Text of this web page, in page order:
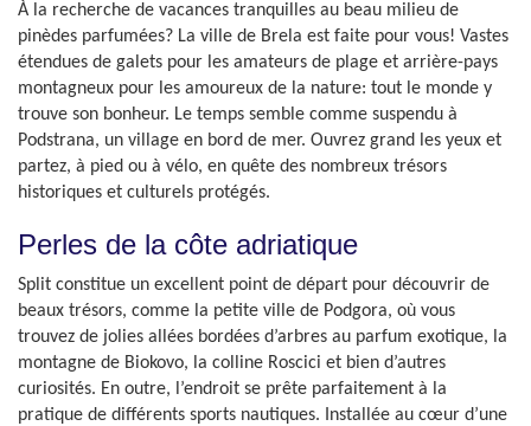
À la recherche de vacances tranquilles au beau milieu de
pinèdes parfumées? La ville de Brela est faite pour vous! Vastes
étendues de galets pour les amateurs de plage et arrière-pays
montagneux pour les amoureux de la nature: tout le monde y
trouve son bonheur. Le temps semble comme suspendu à
Podstrana, un village en bord de mer. Ouvrez grand les yeux et
partez, à pied ou à vélo, en quête des nombreux trésors
historiques et culturels protégés.
Perles de la côte adriatique
Split constitue un excellent point de départ pour découvrir de
beaux trésors, comme la petite ville de Podgora, où vous
trouvez de jolies allées bordées d’arbres au parfum exotique, la
montagne de Biokovo, la colline Roscici et bien d’autres
curiosités. En outre, l’endroit se prête parfaitement à la
pratique de différents sports nautiques. Installée au cœur d’une